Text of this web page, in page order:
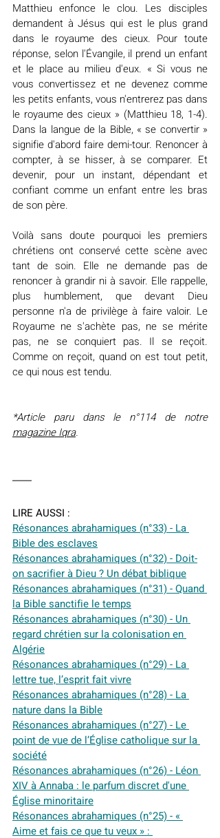
Matthieu enfonce le clou. Les disciples
demandent à Jésus qui est le plus grand
dans le royaume des cieux. Pour toute
réponse, selon l'Évangile, il prend un enfant
et le place au milieu d'eux. « Si vous ne
vous convertissez et ne devenez comme
les petits enfants, vous n'entrerez pas dans
le royaume des cieux » (Matthieu 18, 1-4).
Dans la langue de la Bible, « se convertir »
signifie d'abord faire demi-tour. Renoncer à
compter, à se hisser, à se comparer. Et
devenir, pour un instant, dépendant et
confiant comme un enfant entre les bras
de son père.
Voilà sans doute pourquoi les premiers
chrétiens ont conservé cette scène avec
tant de soin. Elle ne demande pas de
renoncer à grandir ni à savoir. Elle rappelle,
plus humblement, que devant Dieu
personne n'a de privilège à faire valoir. Le
Royaume ne s'achète pas, ne se mérite
pas, ne se conquiert pas. Il se reçoit.
Comme on reçoit, quand on est tout petit,
ce qui nous est tendu.
*Article paru dans le n°114 de notre
magazine Iqra.
LIRE AUSSI :
Résonances abrahamiques (n°33) - La
Bible des esclaves
Résonances abrahamiques (n°32) - Doit-
on sacrifier à Dieu ? Un débat biblique
Résonances abrahamiques (n°31) - Quand
la Bible sanctifie le temps
Résonances abrahamiques (n°30) - Un
regard chrétien sur la colonisation en
Algérie
Résonances abrahamiques (n°29) - La
lettre tue, l’esprit fait vivre
Résonances abrahamiques (n°28) - La
nature dans la Bible
Résonances abrahamiques (n°27) - Le
point de vue de l’Église catholique sur la
société
Résonances abrahamiques (n°26) - Léon
XIV à Annaba : le parfum discret d'une
Église minoritaire
Résonances abrahamiques (n°25) - «
Aime et fais ce que tu veux » :